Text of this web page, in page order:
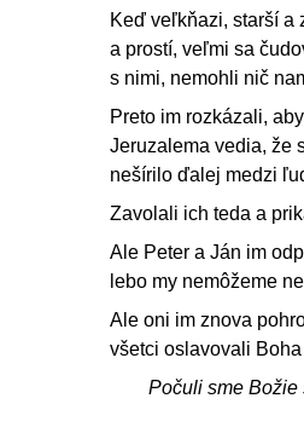
Keď veľkňazi, starší a
a prostí, veľmi sa
s nimi, nemohli nič
Preto im rozkázali,
Jeruzalema vedia, že
nešírilo ďalej medzi
Zavolali ich teda a
Ale Peter a Ján im
lebo my nemôžeme
Ale oni im znova
všetci oslavovali
Počuli sme Božie